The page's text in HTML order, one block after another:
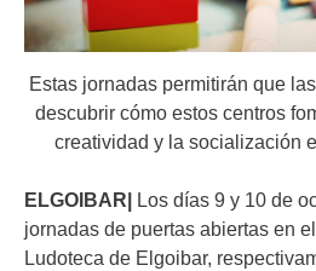
Estas jornadas permitirán que
descubrir cómo estos centros
creatividad y la socialización
ELGOIBAR| Los días 9 y 10 de
jornadas de puertas abiertas en
Ludoteca de Elgoibar,